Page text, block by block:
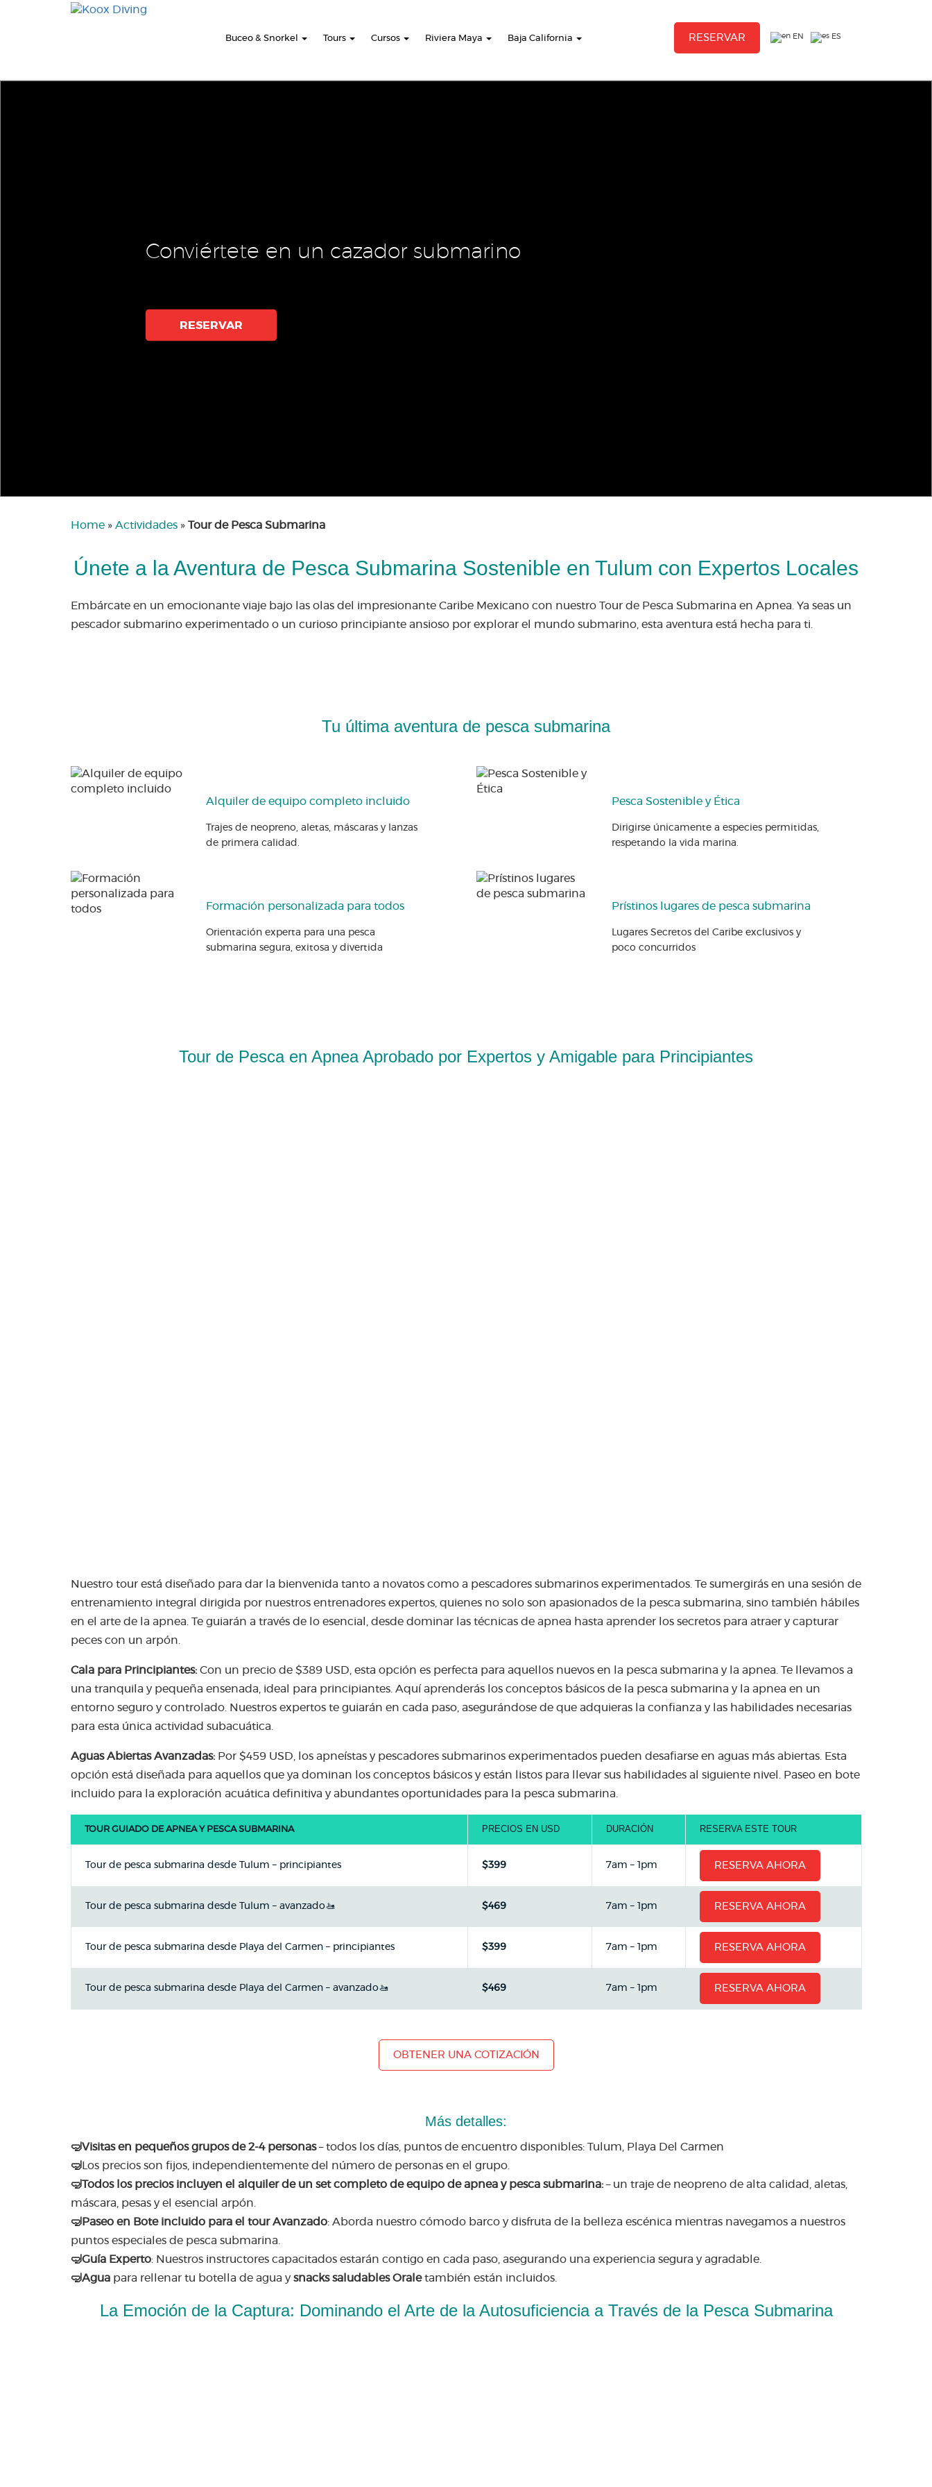
Buceo & Snorkel Tours Cursos Riviera Maya Baja California RESERVAR EN ES
Conviértete en un cazador submarino
RESERVAR
Home » Actividades » Tour de Pesca Submarina
Únete a la Aventura de Pesca Submarina Sostenible en Tulum con Expertos Locales
Embárcate en un emocionante viaje bajo las olas del impresionante Caribe Mexicano con nuestro Tour de Pesca Submarina en Apnea. Ya seas un
pescador submarino experimentado o un curioso principiante ansioso por explorar el mundo submarino, esta aventura está hecha para ti.
Tu última aventura de pesca submarina
Alquiler de equipo completo incluido
Trajes de neopreno, aletas, máscaras y lanzas
de primera calidad.
Pesca Sostenible y Ética
Dirigirse únicamente a especies permitidas,
respetando la vida marina.
Formación personalizada para todos
Orientación experta para una pesca
submarina segura, exitosa y divertida
Prístinos lugares de pesca submarina
Lugares Secretos del Caribe exclusivos y
poco concurridos
Tour de Pesca en Apnea Aprobado por Expertos y Amigable para Principiantes
Nuestro tour está diseñado para dar la bienvenida tanto a novatos como a pescadores submarinos experimentados. Te sumergirás en una sesión de
entrenamiento integral dirigida por nuestros entrenadores expertos, quienes no solo son apasionados de la pesca submarina, sino también hábiles
en el arte de la apnea. Te guiarán a través de lo esencial, desde dominar las técnicas de apnea hasta aprender los secretos para atraer y capturar
peces con un arpón.
Cala para Principiantes: Con un precio de $389 USD, esta opción es perfecta para aquellos nuevos en la pesca submarina y la apnea. Te llevamos a
una tranquila y pequeña ensenada, ideal para principiantes. Aquí aprenderás los conceptos básicos de la pesca submarina y la apnea en un
entorno seguro y controlado. Nuestros expertos te guiarán en cada paso, asegurándose de que adquieras la confianza y las habilidades necesarias
para esta única actividad subacuática.
Aguas Abiertas Avanzadas: Por $459 USD, los apneístas y pescadores submarinos experimentados pueden desafiarse en aguas más abiertas. Esta
opción está diseñada para aquellos que ya dominan los conceptos básicos y están listos para llevar sus habilidades al siguiente nivel. Paseo en bote
incluido para la exploración acuática definitiva y abundantes oportunidades para la pesca submarina.
TOUR GUIADO DE APNEA Y PESCA SUBMARINA PRECIOS EN USD DURACIÓN RESERVA ESTE TOUR
Tour de pesca submarina desde Tulum – principiantes $399 7am – 1pm RESERVA AHORA
Tour de pesca submarina desde Tulum – avanzado🚤 $469 7am – 1pm RESERVA AHORA
Tour de pesca submarina desde Playa del Carmen – principiantes $399 7am – 1pm RESERVA AHORA
Tour de pesca submarina desde Playa del Carmen – avanzado🚤 $469 7am – 1pm RESERVA AHORA
OBTENER UNA COTIZACIÓN
Más detalles:
🤿Visitas en pequeños grupos de 2-4 personas– todos los días, puntos de encuentro disponibles: Tulum, Playa Del Carmen
🤿 Los precios son fijos, independientemente del número de personas en el grupo.
🤿Todos los precios incluyen el alquiler de un set completo de equipo de apnea y pesca submarina: – un traje de neopreno de alta calidad, aletas,
máscara, pesas y el esencial arpón.
🤿Paseo en Bote incluido para el tour Avanzado: Aborda nuestro cómodo barco y disfruta de la belleza escénica mientras navegamos a nuestros
puntos especiales de pesca submarina.
🤿Guía Experto: Nuestros instructores capacitados estarán contigo en cada paso, asegurando una experiencia segura y agradable.
🤿Agua para rellenar tu botella de agua y snacks saludables Oraletambién están incluidos.
La Emoción de la Captura: Dominando el Arte de la Autosuficiencia a Través de la Pesca Submarina